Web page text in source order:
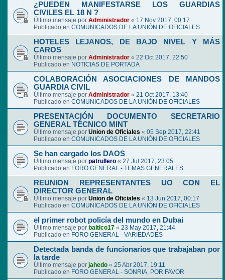
¿PUEDEN MANIFESTARSE LOS GUARDIAS
CIVILES EL 18 N ?
Último mensaje por Administrador « 17 Nov 2017, 00:17
Publicado en COMUNICADOS DE LA UNIÓN DE OFICIALES
HOTELES LEJANOS, DE BAJO NIVEL Y MÁS
CAROS
Último mensaje por Administrador « 22 Oct 2017, 22:50
Publicado en NOTICIAS DE PORTADA
COLABORACIÓN ASOCIACIONES DE MANDOS
GUARDIA CIVIL
Último mensaje por Administrador « 21 Oct 2017, 13:40
Publicado en COMUNICADOS DE LA UNIÓN DE OFICIALES
PRESENTACIÓN DOCUMENTO SECRETARIO
GENERAL TÉCNICO MINT
Último mensaje por Union de Oficiales « 05 Sep 2017, 22:41
Publicado en COMUNICADOS DE LA UNIÓN DE OFICIALES
Se han cargado los DAOS
Último mensaje por patrullero « 27 Jul 2017, 23:05
Publicado en FORO GENERAL - TEMAS GENERALES
REUNION REPRESENTANTES UO CON EL
DIRECTOR GENERAL
Último mensaje por Union de Oficiales « 13 Jun 2017, 00:17
Publicado en COMUNICADOS DE LA UNIÓN DE OFICIALES
el primer robot policía del mundo en Dubai
Último mensaje por baltico17 « 23 May 2017, 21:44
Publicado en FORO GENERAL - VARIEDADES
Detectada banda de funcionarios que trabajaban por
la tarde
Último mensaje por jahedo « 25 Abr 2017, 19:11
Publicado en FORO GENERAL - SONRIA, POR FAVOR